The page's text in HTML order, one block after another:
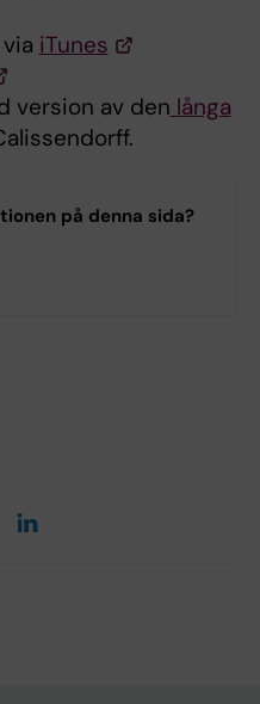
iTunes
version av den långa
på denna sida?